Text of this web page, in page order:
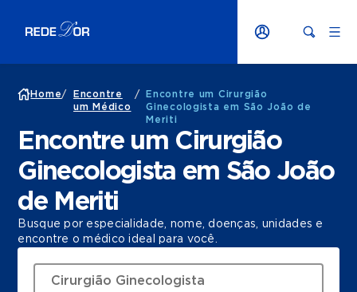
Home/
Encontre
um Médico
/
Encontre um Cirurgião
Ginecologista em São João de
Meriti
Encontre um Cirurgião
Ginecologista em São João
de Meriti
Busque por especialidade, nome, doenças, unidades e
encontre o médico ideal para você.